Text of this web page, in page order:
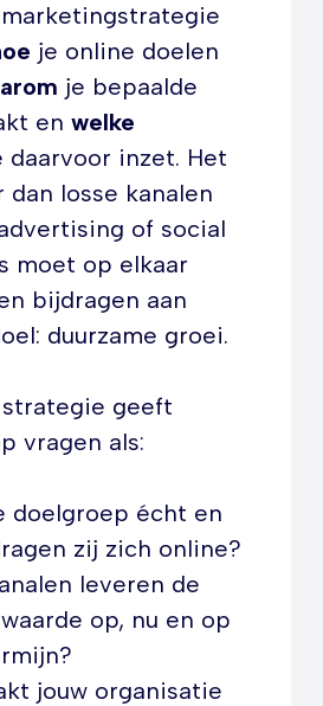
je online doelen
je bepaalde
enwelke
daarvoor inzet. Het
dan losse kanalen
of social
moet op elkaar
bijdragen aan
duurzame groei.
strategie geeft
vragen als:
doelgroep écht en
zij zich online?
leveren de
op, nu en op
jouw organisatie